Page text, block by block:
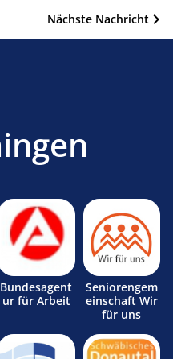
Nächste Nachricht
Bundesagent
ur für Arbeit
Seniorengem
einschaft Wir
für uns